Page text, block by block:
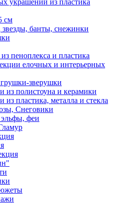
украшений из пластика
см
банты, снежинки
пеноплекса и пластика
елочных и интерьерных
зверушки
из полистоуна и керамики
пластика, металла и стекла
Снеговики
феи